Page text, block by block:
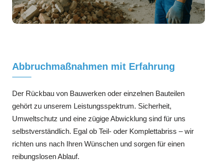
Abbruchmaßnahmen mit Erfahrung
Der Rückbau von Bauwerken oder einzelnen Bauteilen
gehört zu unserem Leistungsspektrum. Sicherheit,
Umweltschutz und eine zügige Abwicklung sind für uns
selbstverständlich. Egal ob Teil- oder Komplettabriss – wir
richten uns nach Ihren Wünschen und sorgen für einen
reibungslosen Ablauf.